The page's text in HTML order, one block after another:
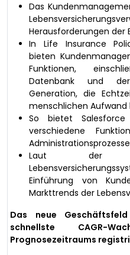
Das
Herausforderungen der
In Life Insurance
bieten
Funktionen,
Datenbank und
Generation, die
menschlichen Aufwand
So bietet
verschiedene
Laut der
Einführung von
Markttrends der
Das neue
schnellste CAGR-
Prognosezeitraums